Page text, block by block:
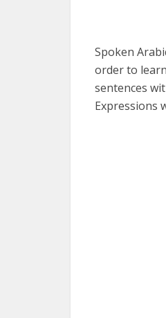
Spoken
order to
sentences
Expressions